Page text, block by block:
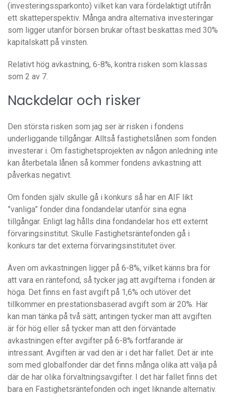
(investeringssparkonto) vilket kan vara fördelaktigt utifrån
ett skatteperspektiv. Många andra alternativa investeringar
som ligger utanför börsen brukar oftast beskattas med 30%
kapitalskatt på vinsten.
Relativt hög avkastning, 6-8%, kontra risken som klassas
som 2 av 7.
Nackdelar och risker
Den största risken som jag ser är risken i fondens
underliggande tillgångar. Alltså fastighetslånen som fonden
investerar i. Om fastighetsprojekten av någon anledning inte
kan återbetala lånen så kommer fondens avkastning att
påverkas negativt.
Om fonden själv skulle gå i konkurs så har en AIF likt
”vanliga” fonder dina fondandelar utanför sina egna
tillgångar. Enligt lag hålls dina fondandelar hos ett externt
förvaringsinstitut. Skulle Fastighetsräntefonden gå i
konkurs tar det externa förvaringsinstitutet över.
Även om avkastningen ligger på 6-8%, vilket känns bra för
att vara en räntefond, så tycker jag att avgifterna i fonden är
höga. Det finns en fast avgift på 1,6% och utöver det
tillkommer en prestationsbaserad avgift som är 20%. Här
kan man tänka på två sätt; antingen tycker man att avgiften
är för hög eller så tycker man att den förväntade
avkastningen efter avgifter på 6-8% fortfarande är
intressant. Avgiften är vad den är i det här fallet. Det är inte
som med globalfonder där det finns många olika att välja på
där de har olika förvaltningsavgifter. I det här fallet finns det
bara en Fastighetsräntefonden och inget liknande alternativ.